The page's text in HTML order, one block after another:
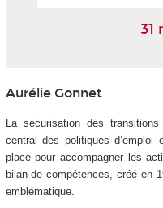
31
Aurélie Gonnet
La sécurisation des
central des politiques
place pour accompagner les
bilan de compétences, créé en
emblématique.